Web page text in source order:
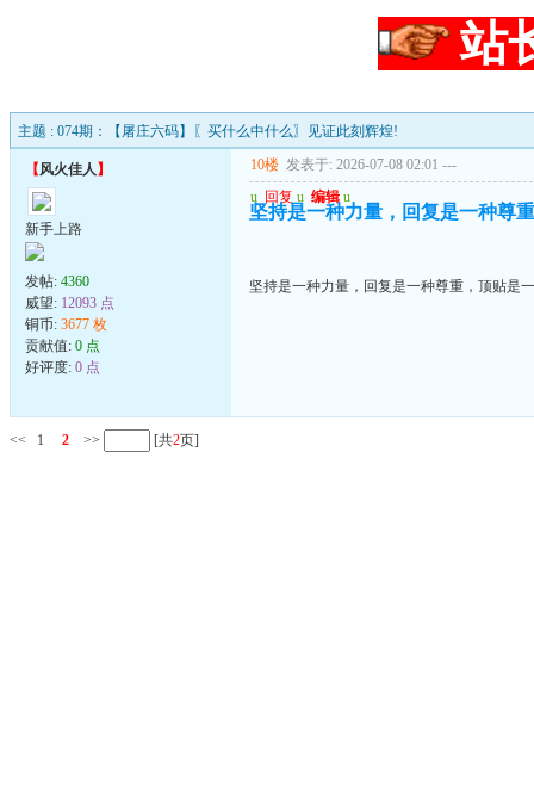
站
主题 : 074期：【屠庄六码】〖买什么中什么〗见证此刻辉煌!
【风火佳人 】
新手上路
发帖: 4360
威望: 12093 点
铜币: 3677 枚
贡献值: 0 点
好评度: 0 点
10楼 发表于: 2026-07-08 02:01 ---
u 回复 u 编辑 u
坚持是一种力量，回复是一种尊
坚持是一种力量，回复是一种尊重，顶贴是
<< 1 2 >> [共2页]